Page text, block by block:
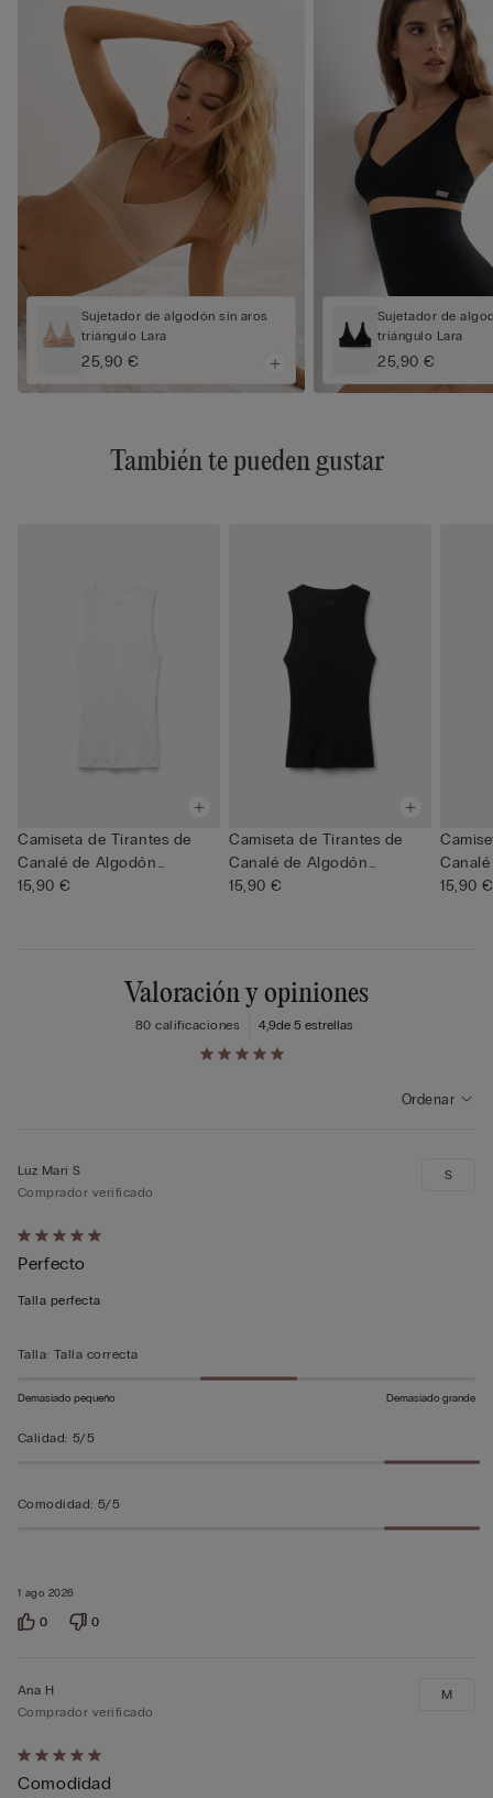
Sujetador de algodón sin aros
triángulo Lara
25,90 €
Sujetador de
triángulo Lara
25,90 €
También te pueden gustar
Camiseta de Tirantes de
Canalé de Algodón
Superior
15,90 €
Camiseta de Tirantes de
Canalé de Algodón
Superior
15,90 € 15,90 €
Valoración y opiniones
4,9de 5 estrellas
80 calificaciones
Ordenar
Calificación
de
5
5
1 ago 2026
Luz Mari S
Comprador verificado
Perfecto
Talla perfecta
S
Talla: Talla correcta
Demasiado pequeño Demasiado grande
Calidad: 5/5
Comodidad: 5/5
0 0
Calificación
de
Ana H
Comprador verificado
Comodidad
M